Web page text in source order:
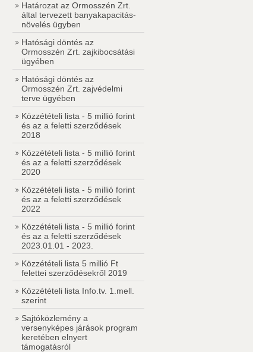
Határozat az Ormosszén Zrt.
által tervezett banyakapacitás-
növelés ügyben
Hatósági döntés az
Ormosszén Zrt. zajkibocsátási
ügyében
Hatósági döntés az
Ormosszén Zrt. zajvédelmi
terve ügyében
Közzétételi lista - 5 millió forint
és az a feletti szerződések
2018
Közzétételi lista - 5 millió forint
és az a feletti szerződések
2020
Közzétételi lista - 5 millió forint
és az a feletti szerződések
2022
Közzétételi lista - 5 millió forint
és az a feletti szerződések
2023.01.01 - 2023.
Közzétételi lista 5 millió Ft
felettei szerződésekről 2019
Közzétételi lista Info.tv. 1.mell.
szerint
Sajtóközlemény a
versenyképes járások program
keretében elnyert
támogatásról